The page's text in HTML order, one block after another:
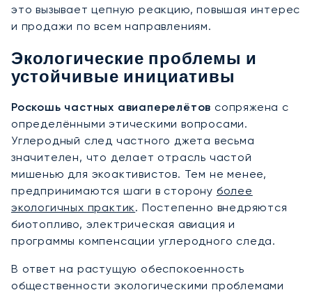
это вызывает цепную реакцию, повышая интерес
и продажи по всем направлениям.
Экологические проблемы и
устойчивые инициативы
Роскошь частных авиаперелётов сопряжена с
определёнными этическими вопросами.
Углеродный след частного джета весьма
значителен, что делает отрасль частой
мишенью для экоактивистов. Тем не менее,
предпринимаются шаги в сторону более
экологичных практик. Постепенно внедряются
биотопливо, электрическая авиация и
программы компенсации углеродного следа.
В ответ на растущую обеспокоенность
общественности экологическими проблемами